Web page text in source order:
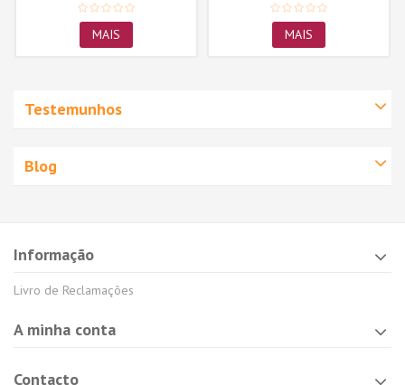
MAIS MAIS
Testemunhos
Blog
Informação
Livro de Reclamações
A minha conta
Contacto